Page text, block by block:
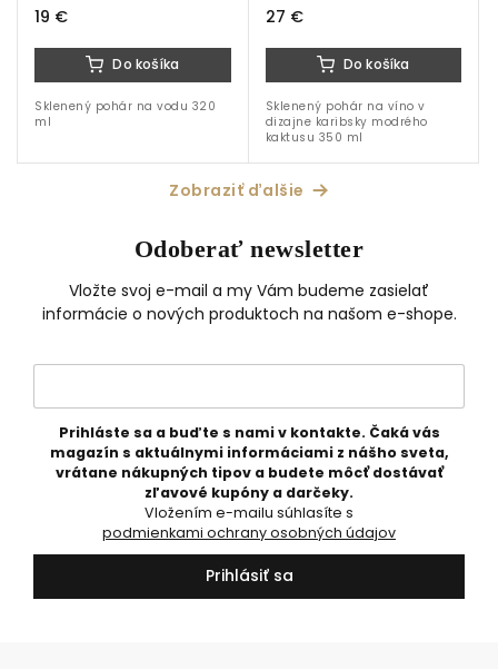
19 €
Do košíka
Sklenený pohár na vodu 320
ml
27 €
Do košíka
Sklenený pohár na víno v
dizajne karibsky modrého
kaktusu 350 ml
Zobraziť ďalšie
Odoberať newsletter
Vložte svoj e-mail a my Vám budeme zasielať
informácie o nových produktoch na našom e-shope.
Prihláste sa a buďte s nami v kontakte. Čaká vás
magazín s aktuálnymi informáciami z nášho sveta,
vrátane nákupných tipov a budete môcť dostávať
zľavové kupóny a darčeky.
podmienkami ochrany osobných údajov
Prihlásiť sa